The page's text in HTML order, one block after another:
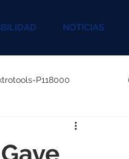
NOTICIAS
P118000